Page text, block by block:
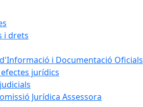
i drets
i Documentació Oficials
jurídics
Jurídica Assessora